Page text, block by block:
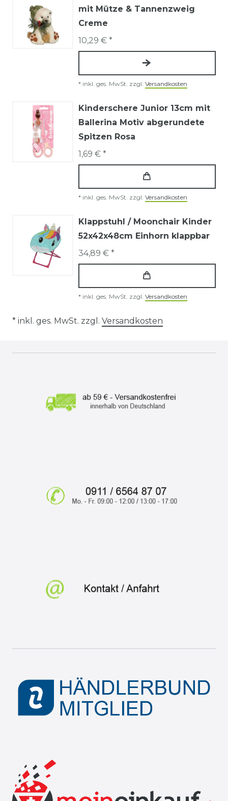
mit Mütze & Tannenzweig
Creme
10,29 € *
* inkl. ges. MwSt. zzgl. Versandkosten
Kinderschere Junior 13cm mit
Ballerina Motiv abgerundete
Spitzen Rosa
1,69 € *
* inkl. ges. MwSt. zzgl. Versandkosten
Klappstuhl / Moonchair Kinder
52x42x48cm Einhorn klappbar
34,89 € *
* inkl. ges. MwSt. zzgl. Versandkosten
* inkl. ges. MwSt. zzgl. Versandkosten